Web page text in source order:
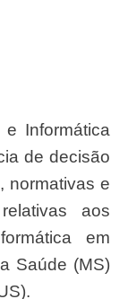
de decisão
normativas e
aos
em
Saúde (MS)